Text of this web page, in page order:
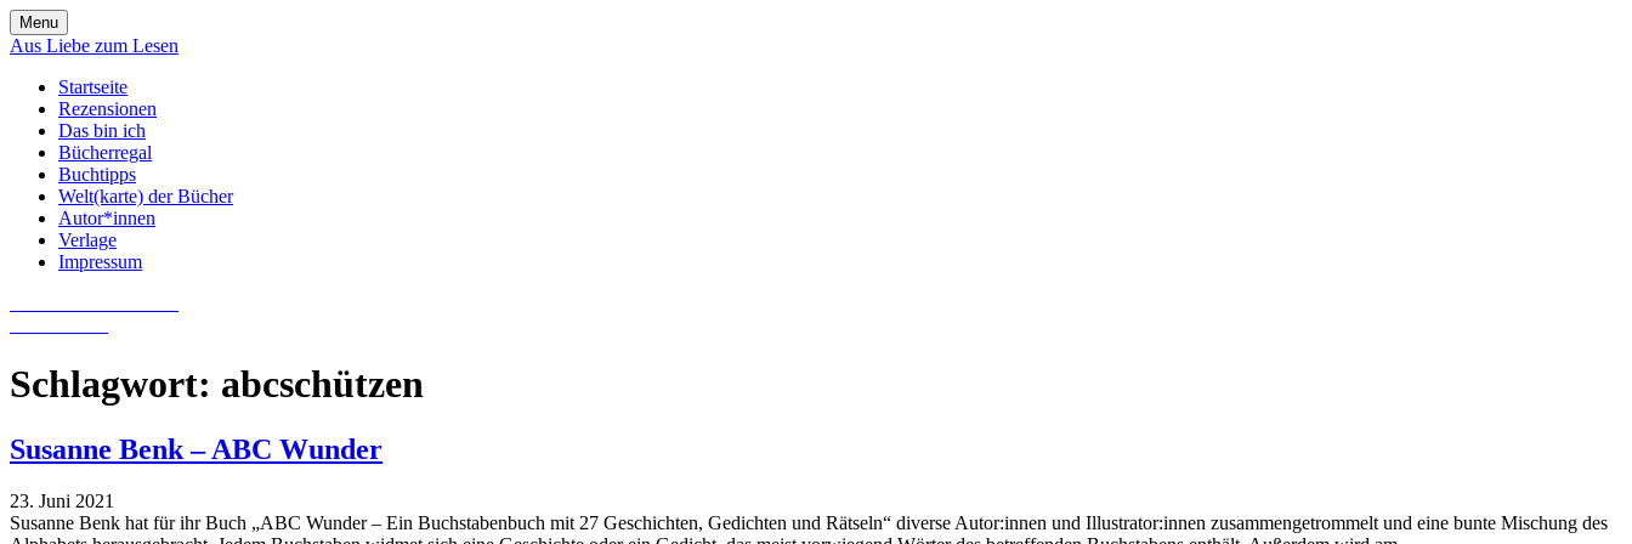
Skip
to
Menu
Aus Liebe zum Lesen
Startseite
Rezensionen
Das bin ich
Bücherregal
Buchtipps
Welt(karte) der Bücher
Autor*innen
Verlage
Impressum
Schlagwort: abcschützen
Susanne Benk – ABC Wunder
23. Juni 2021
Susanne Benk hat für ihr Buch „ABC Wunder – Ein Buchstabenbuch mit 27 Geschichten, Gedichten und Rätseln“ diverse Autor:innen und Illustrator:innen zusammengetrommelt und eine bunte Mischung des